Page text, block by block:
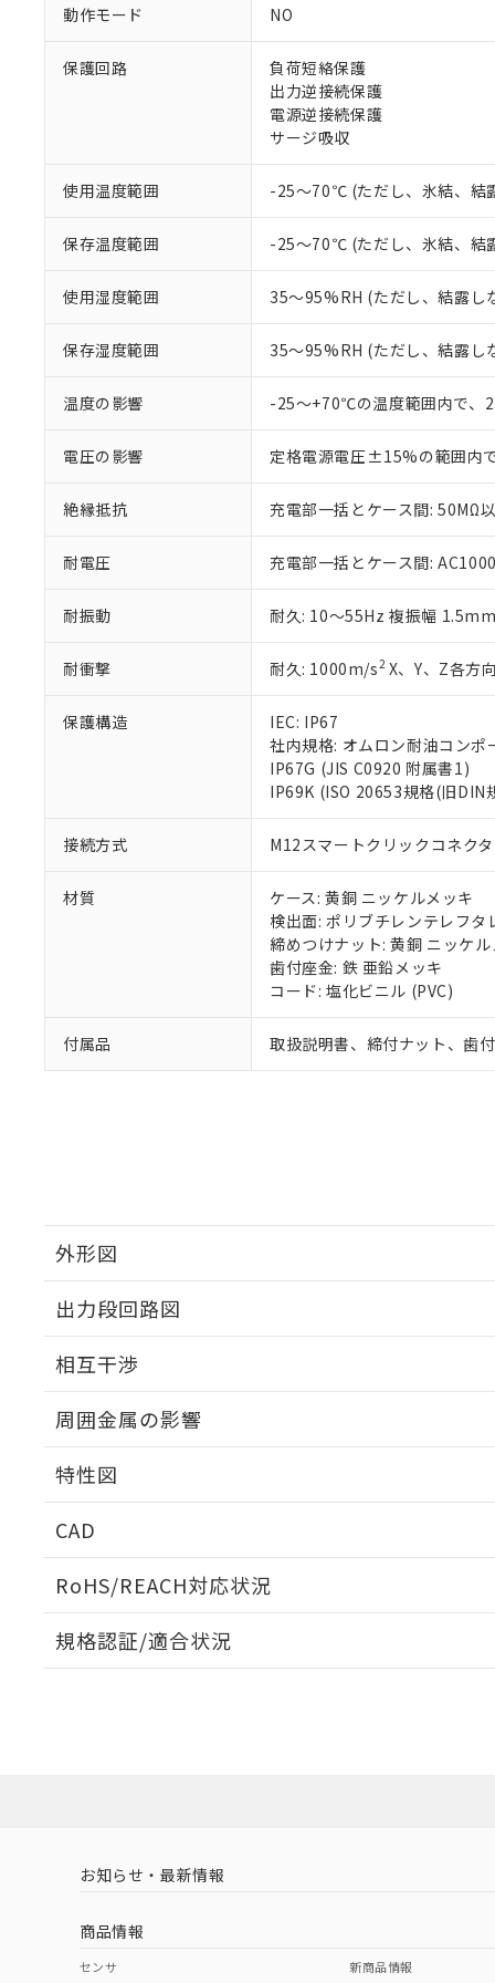
動作モード NO
保護回路
負荷短絡保護
出力逆接続保護
電源逆接続保護
サージ吸収
使用温度範囲 -25～70℃ (ただし、氷結、結
保存温度範囲 -25～70℃ (ただし、氷結、結
使用湿度範囲 35～95%RH (ただし、結露し
保存湿度範囲 35～95%RH (ただし、結露し
温度の影響 -25～+70℃の温度範囲内で
電圧の影響 定格電源電圧±15%の範囲内
絶縁抵抗 充電部一括とケース間: 50MΩ
耐電圧 充電部一括とケース間:
耐振動 耐久: 10～55Hz 複振幅
耐衝撃 耐久: 1000m/s2X、Y、Z各方
保護構造
IEC: IP67
社内規格: オムロン耐油コンポ
IP67G (JIS C0920 附属書1)
IP69K (ISO 20653規格(旧DIN
接続方式 M12スマートクリックコネク
材質
ケース: 黄銅 ニッケルメッキ
検出面: ポリブチレンテレフタ
締めつけナット: 黄銅 ニッケル
歯付座金: 鉄 亜鉛メッキ
コード: 塩化ビニル (PVC)
付属品 取扱説明書、締付ナット、歯
外形図
出力段回路図
相互干渉
周囲金属の影響
l: 7mm以上、φd: 60mm以上、D: 7mm以上、m: 42mm以上
特性図
検出領域
CAD
RoHS/REACH対応状況
EU RoHS 注意事項・凡例
中国 RoHS 注意事項・凡例
中国 RoHS表
規格認証/適合状況
（イギリス
（ノルウェー
以下の条件をお読
当社制御機
在庫状況お
のであり、
正式な納期
当社販売員
オムロン制御
在庫状況お
す。
ている必要
お客様が当
さい。
※当社の共同
いる法人を
仕入先様の事情に
があります。
*EU RoHS指令（10物質
フタル酸ビス(2-エチル
ル（DBP） 1000ppm以
但し、RoHS指令で産業
フタル酸エステル類の
※2 対応予定月
部品在庫の切り替
下記の非含有証明
EU RoHS指令（
51物質の非含有証
※本証明書は発行
混在することから
既に当社にて対応
※1 中国
「○」：最大均質
「×」：最大均質
Pb(鉛) :1000ppm、 Hg(
DEHP(フタル酸ビス(2-
※2 環境保護使
「ｅ」：有害物質
「10」：通常の使
味します。
などの必要
当社は規制
当社は貴社
置等に一切使
また当社は
たしません。
号
○ 一定数
△ 一定数
－
在庫な
機器販
空
白
受注生
お知らせ・最新情報
商品情報
センサ
新商品情報